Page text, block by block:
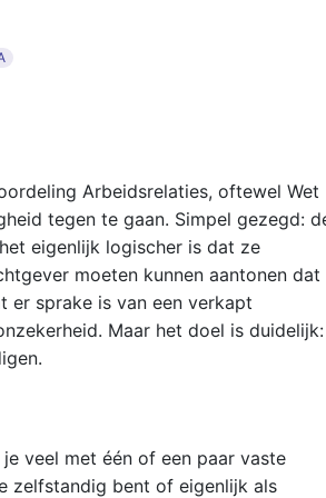
Arbeidsrelaties, oftewel Wet
tegen te gaan. Simpel gezegd:
eigenlijk logischer is dat ze
moeten kunnen aantonen dat
er sprake is van een verkapt
Maar het doel is duidelijk:
veel met één of een paar vaste
zelfstandig bent of eigenlijk als